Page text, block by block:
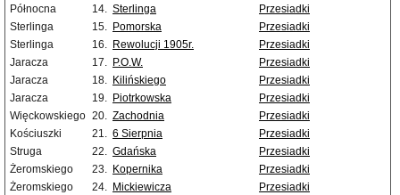
Północna
14. Sterlinga
Przesiadki
Sterlinga
15. Pomorska
Przesiadki
Sterlinga
16. Rewolucji 1905r.
Przesiadki
Jaracza
17. P.O.W.
Przesiadki
Jaracza
18. Kilińskiego
Przesiadki
Jaracza
19. Piotrkowska
Przesiadki
Więckowskiego 20. Zachodnia
Przesiadki
Kościuszki
21. 6 Sierpnia
Przesiadki
Struga
22. Gdańska
Przesiadki
Żeromskiego
23. Kopernika
Przesiadki
Żeromskiego
24. Mickiewicza
Przesiadki